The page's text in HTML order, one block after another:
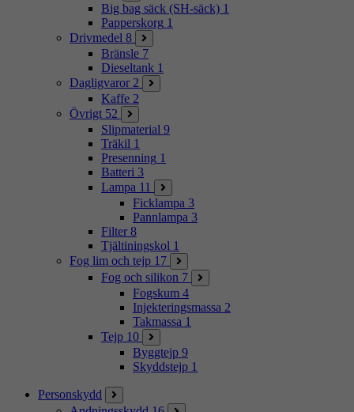
Big bag säck (SH-säck) 1
Papperskorg 1
Drivmedel 8
Bränsle 7
Dieseltank 1
Dagligvaror 2
Kaffe 2
Övrigt 52
Slipmaterial 9
Träkil 1
Presenning 1
Batteri 3
Lampa 11
Ficklampa 3
Pannlampa 3
Filter 8
Tjältiningskol 1
Fog lim och tejp 17
Fog och silikon 7
Fogskum 4
Injekteringsmassa 2
Takmassa 1
Tejp 10
Byggtejp 9
Skyddstejp 1
Personskydd